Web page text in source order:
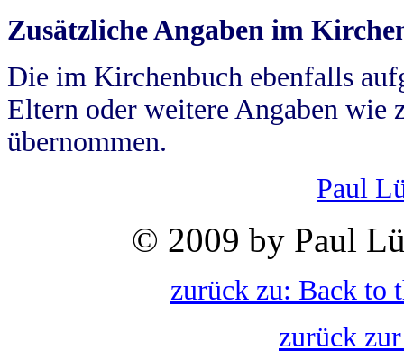
Zusätzliche Angaben im
Die im Kirchenbuch ebenfalls
Eltern oder weitere Angaben wie
übernommen.
Paul
© 2009 by Paul
zurück zu: Back to
zurück